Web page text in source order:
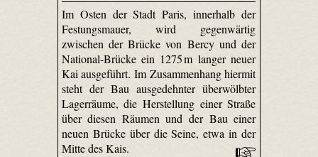
Im Osten der Stadt Paris, innerhalb der
Festungsmauer, wird gegenwärtig
zwischen der Brücke von Bercy und der
National-Brücke ein 1275 m langer neuer
Kai ausgeführt. Im Zusammenhang hiermit
steht der Bau ausgedehnter überwölbter
Lagerräume, die Herstellung einer Straße
über diesen Räumen und der Bau einer
neuen Brücke über die Seine, etwa in der
Mitte des Kais.